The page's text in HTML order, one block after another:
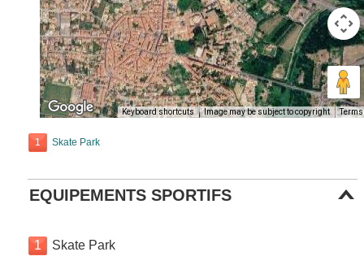
Keyboard shortcuts Image may be subject to copyright Terms
1 Skate Park
EQUIPEMENTS SPORTIFS
1 Skate Park